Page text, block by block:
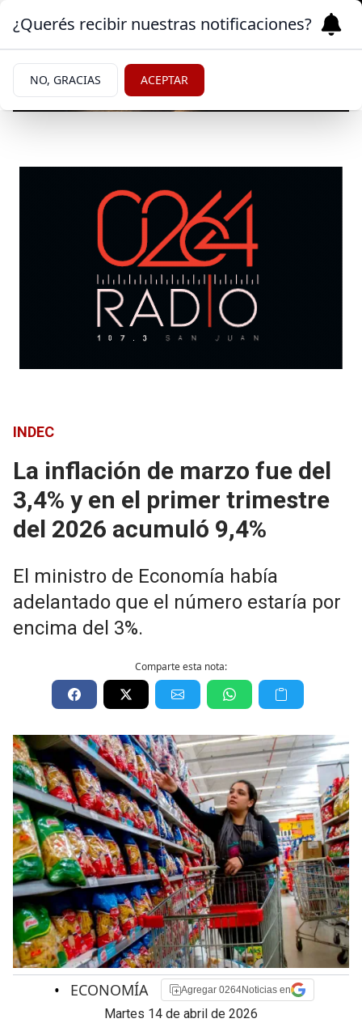
INDEC
La inflación de marzo fue del
3,4% y en el primer trimestre
del 2026 acumuló 9,4%
El ministro de Economía había
adelantado que el número estaría por
encima del 3%.
Comparte esta nota:
• ECONOMÍA Agregar 0264Noticias en
martes 14 de abril de 2026
¿Querés recibir nuestras notificaciones?
NO, GRACIAS ACEPTAR